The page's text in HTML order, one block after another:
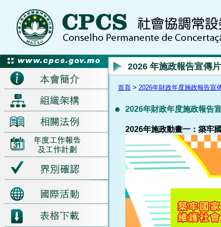
2026 年施政報告宣傳片
首頁 > 2026年財政年度施政報告宣
2026年財政年度施政報告
2026年施政動畫一：築牢